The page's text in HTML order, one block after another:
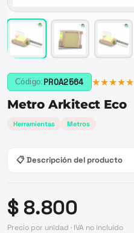
Código: PROA2564 ★★★★★
Metro Arkitect Eco
Herramientas Metros
📋 Descripción del producto
$ 8.800
Precio por unidad · IVA no incluido